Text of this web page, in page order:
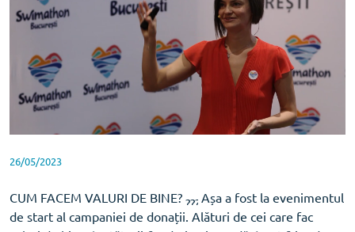
26/05/2023
CUM FACEM VALURI DE BINE?
Așa a fost la evenimentul
de start al campaniei de donații. Alături de cei care fac